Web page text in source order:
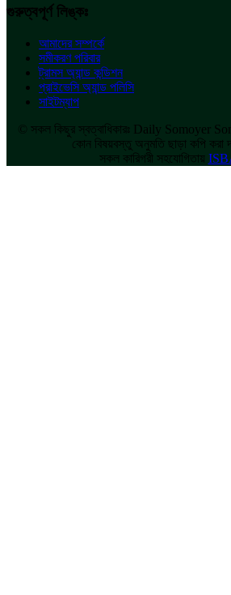
গুরুত্বপূর্ণ লিঙ্কঃ
আমাদের সম্পর্কে
সমীকরণ পরিবার
ট্রামস অ্যান্ড কন্ডিশন
প্রাইভেসি অ্যান্ড পলিসি
সাইটম্যাপ
© সকল কিছুর স্বত্বাধিকারঃ Daily Somoyer
কোন বিষয়বস্তু অনুমতি ছাড়া কপি করা
সকল কারিগরী সহযোগিতায়